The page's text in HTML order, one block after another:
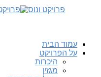
עמוד הבית
על הפרויקט
היכרות
מגזין